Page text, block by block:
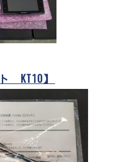
KT10】